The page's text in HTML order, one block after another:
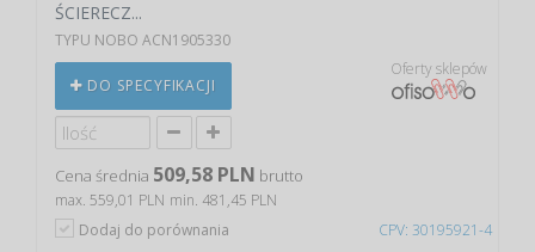
CPV: 30195921-4
ŚCIERECZ...
TYPU NOBO ACN1905330
DO SPECYFIKACJI
Oferty sklepów
Cena średnia 509,58 PLN brutto
max. 559,01 PLN min. 481,45 PLN
Dodaj do porównania